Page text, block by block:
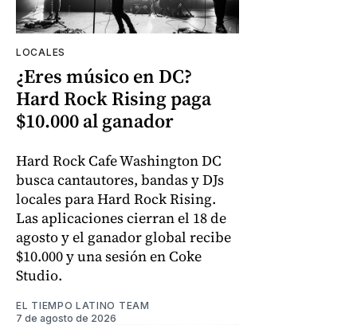
LOCALES
¿Eres músico en DC?
Hard Rock Rising paga
$10.000 al ganador
Hard Rock Cafe Washington DC
busca cantautores, bandas y DJs
locales para Hard Rock Rising.
Las aplicaciones cierran el 18 de
agosto y el ganador global recibe
$10.000 y una sesión en Coke
Studio.
EL TIEMPO LATINO TEAM
7 de agosto de 2026